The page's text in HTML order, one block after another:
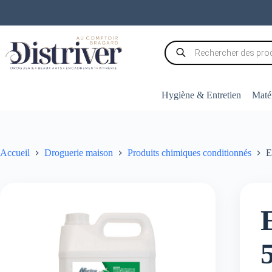
contenu
Recherche
de
produits
Hygiène & Entretien
Accueil Droguerie maison Produits chimiques conditionnés